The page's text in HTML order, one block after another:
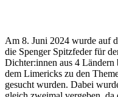
Am 8. Juni 2024 wurde auf
die Spenger Spitzfeder für
Dichter:innen aus 4 Ländern
dem Limericks zu den
gesucht wurden. Dabei